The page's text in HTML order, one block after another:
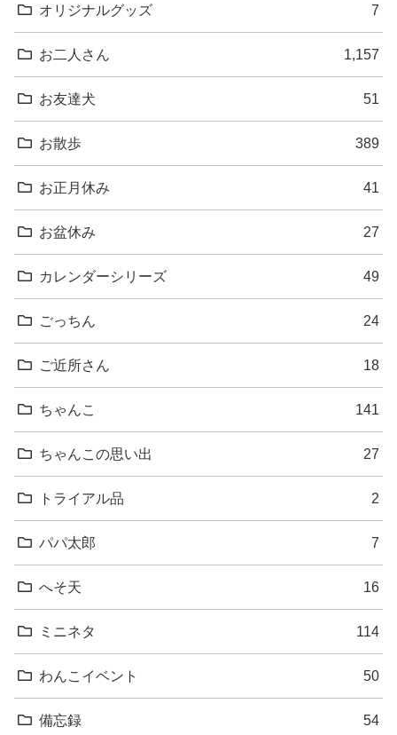
オリジナルグッズ 7
お二人さん 1,157
お友達犬 51
お散歩 389
お正月休み 41
お盆休み 27
カレンダーシリーズ 49
ごっちん 24
ご近所さん 18
ちゃんこ 141
ちゃんこの思い出 27
トライアル品 2
パパ太郎 7
へそ天 16
ミニネタ 114
わんこイベント 50
備忘録 54